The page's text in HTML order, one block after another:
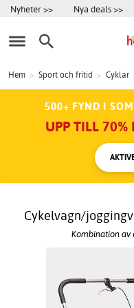
Nyheter >> Nya deals >>
Hem > Sport och fritid > Cyklar
500+ FYND I
UPP TILL 70%
Cykelvagn/
Kombination av